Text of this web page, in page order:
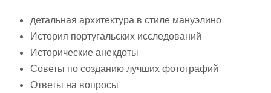
детальная архитектура в стиле мануэлино
История португальских исследований
Исторические анекдоты
Советы по созданию лучших фотографий
Ответы на вопросы